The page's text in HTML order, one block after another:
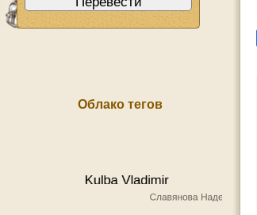
Облако тегов